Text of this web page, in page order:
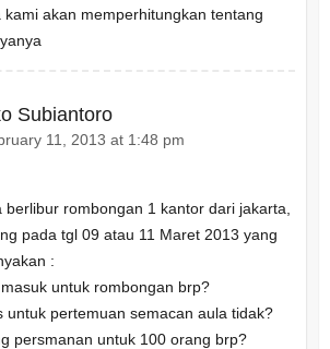
kami akan memperhitungkan tentang
Subiantoro
11, 2013 at 1:48 pm
berlibur rombongan 1 kantor dari jakarta,
pada tgl 09 atau 11 Maret 2013 yang
:
untuk rombongan brp?
untuk pertemuan semacan aula tidak?
persmanan untuk 100 orang brp?